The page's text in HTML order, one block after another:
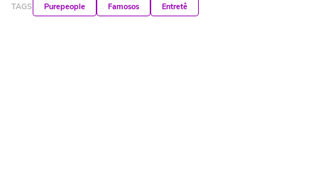
TAGS Purepeople Famosos Entretê